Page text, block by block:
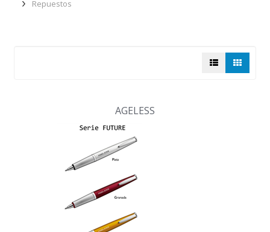
Repuestos
AGELESS